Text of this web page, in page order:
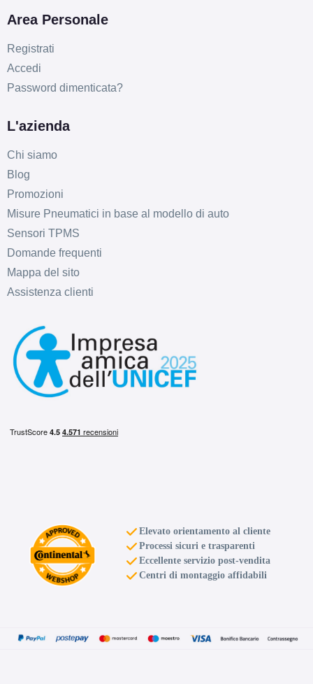
Area Personale
Registrati
Accedi
Password dimenticata?
L'azienda
Chi siamo
Blog
Promozioni
Misure Pneumatici in base al modello di auto
Sensori TPMS
Domande frequenti
Mappa del sito
Assistenza clienti
Elevato orientamento al cliente
Processi sicuri e trasparenti
Eccellente servizio post-vendita
Centri di montaggio affidabili